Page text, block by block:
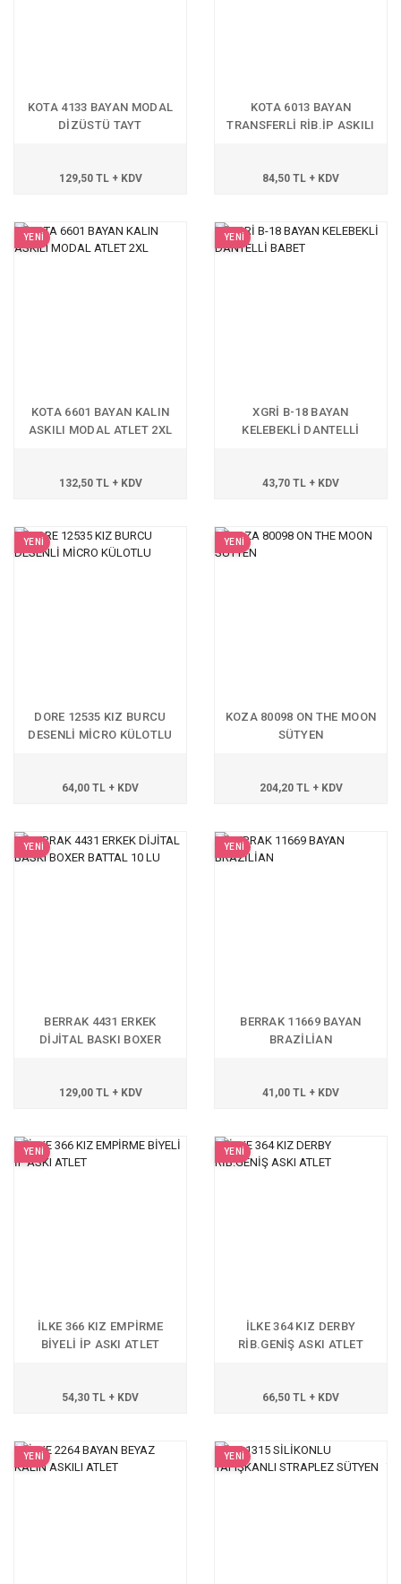
KOTA 4133 BAYAN MODAL
DİZÜSTÜ TAYT
129,50 TL + KDV
KOTA 6013 BAYAN
TRANSFERLİ RİB.İP ASKILI
84,50 TL + KDV
YENİ
KOTA 6601 BAYAN KALIN
ASKILI MODAL ATLET 2XL
132,50 TL + KDV
YENİ
XGRİ B-18 BAYAN
KELEBEKLİ DANTELLİ
43,70 TL + KDV
YENİ
DORE 12535 KIZ BURCU
DESENLİ MİCRO KÜLOTLU
64,00 TL + KDV
YENİ
KOZA 80098 ON THE MOON
SÜTYEN
204,20 TL + KDV
YENİ
BERRAK 4431 ERKEK
DİJİTAL BASKI BOXER
129,00 TL + KDV
YENİ
BERRAK 11669 BAYAN
BRAZİLİAN
41,00 TL + KDV
YENİ
İLKE 366 KIZ EMPİRME
BİYELİ İP ASKI ATLET
54,30 TL + KDV
YENİ
İLKE 364 KIZ DERBY
RİB.GENİŞ ASKI ATLET
66,50 TL + KDV
YENİ YENİ